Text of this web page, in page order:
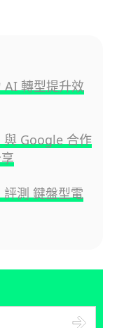
轉型提升效
與 Google 合作
測 鍵盤型電